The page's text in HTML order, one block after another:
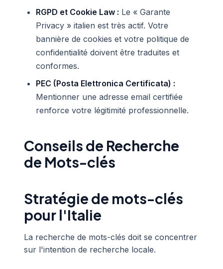
RGPD et Cookie Law : Le « Garante
Privacy » italien est très actif. Votre
bannière de cookies et votre politique de
confidentialité doivent être traduites et
conformes.
PEC (Posta Elettronica Certificata) :
Mentionner une adresse email certifiée
renforce votre légitimité professionnelle.
Conseils de Recherche
de Mots-clés
Stratégie de mots-clés
pour l'Italie
La recherche de mots-clés doit se concentrer
sur l'intention de recherche locale.